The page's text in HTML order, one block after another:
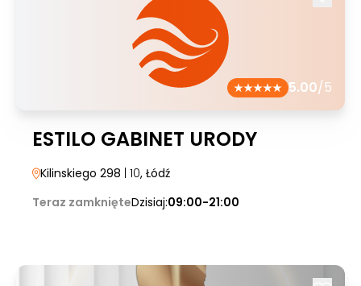
5.00/5
ESTILO GABINET URODY
Kilinskiego 298 | 10, Łódź
Teraz zamknięteDzisiaj:09:00-21:00